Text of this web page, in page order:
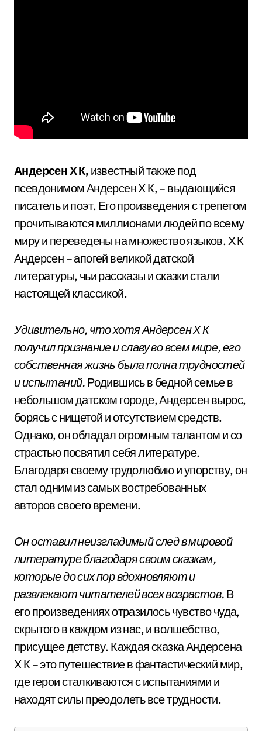
Андерсен Х К, известный также под
псевдонимом Андерсен Х К, – выдающийся
писатель и поэт. Его произведения с трепетом
прочитываются миллионами людей по всему
миру и переведены на множество языков. Х К
Андерсен – апогей великой датской
литературы, чьи рассказы и сказки стали
настоящей классикой.
Удивительно, что хотя Андерсен Х К
получил признание и славу во всем мире, его
собственная жизнь была полна трудностей
и испытаний. Родившись в бедной семье в
небольшом датском городе, Андерсен вырос,
борясь с нищетой и отсутствием средств.
Однако, он обладал огромным талантом и со
страстью посвятил себя литературе.
Благодаря своему трудолюбию и упорству, он
стал одним из самых востребованных
авторов своего времени.
Он оставил неизгладимый след в мировой
литературе благодаря своим сказкам,
которые до сих пор вдохновляют и
развлекают читателей всех возрастов. В
его произведениях отразилось чувство чуда,
скрытого в каждом из нас, и волшебство,
присущее детству. Каждая сказка Андерсена
Х К – это путешествие в фантастический мир,
где герои сталкиваются с испытаниями и
находят силы преодолеть все трудности.